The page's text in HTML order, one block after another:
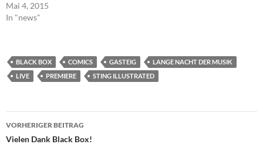
Mai 4, 2015
In "news"
BLACK BOX COMICS GASTEIG
LANGE NACHT DER MUSIK
LIVE
PREMIERE STING ILLUSTRATED
Beitragsnavigation
VORHERIGER BEITRAG
Vielen Dank Black Box!